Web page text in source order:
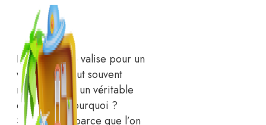
contenu
Préparer une valise pour un
week-end peut souvent
ressembler à un véritable
casse-tête. Pourquoi ?
Simplement parce que l’on